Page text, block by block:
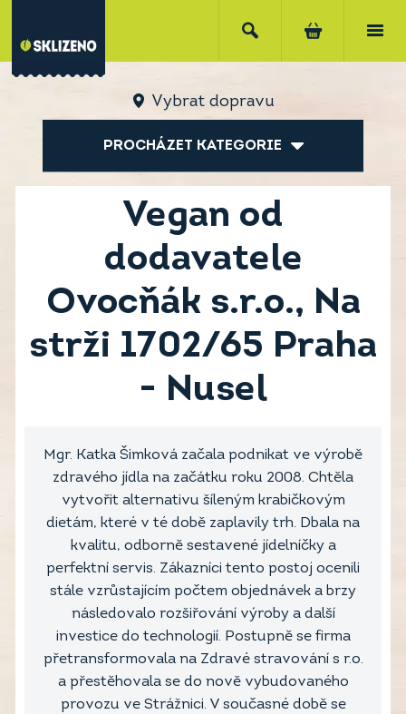
Vybrat dopravu
PROCHÁZET KATEGORIE
Vegan od
dodavatele
Ovocňák s.r.o., Na
strži 1702/65 Praha
- Nusel
Mgr. Katka Šimková začala podnikat ve výrobě
zdravého jídla na začátku roku 2008. Chtěla
vytvořit alternativu šíleným krabičkovým
dietám, které v té době zaplavily trh. Dbala na
kvalitu, odborně sestavené jídelníčky a
perfektní servis. Zákazníci tento postoj ocenili
stále vzrůstajícím počtem objednávek a brzy
následovalo rozšiřování výroby a další
investice do technologií. Postupně se firma
přetransformovala na Zdravé stravování s r.o.
a přestěhovala se do nově vybudovaného
provozu ve Strážnici. V současné době se